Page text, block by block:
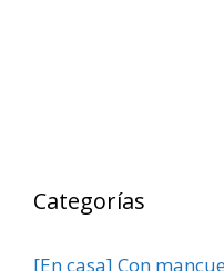
Categorías
[En casa] Con